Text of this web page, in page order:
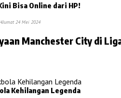
Bisa Online dari HP!
Jumat 24 Mei 2024
Manchester City di
Kehilangan Legenda